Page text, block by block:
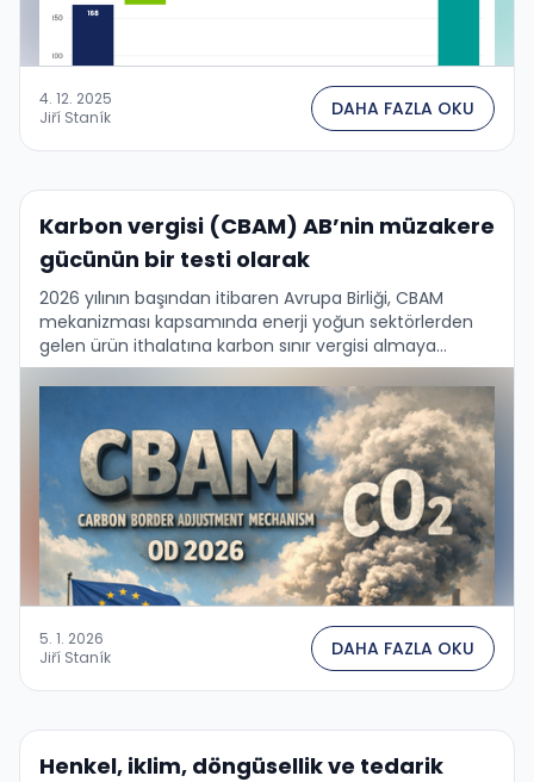
4. 12. 2025
Jiří Staník
DAHA FAZLA OKU
Karbon vergisi (CBAM) AB’nin müzakere
gücünün bir testi olarak
2026 yılının başından itibaren Avrupa Birliği, CBAM
mekanizması kapsamında enerji yoğun sektörlerden
gelen ürün ithalatına karbon sınır vergisi almaya
başlıyor. Bu önlem, üretimleri sırasında en fazla sera
gazı emisyonu yapan …
5. 1. 2026
Jiří Staník
DAHA FAZLA OKU
Henkel, iklim, döngüsellik ve tedarik